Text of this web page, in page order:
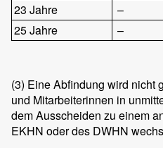
23 Jahre
–
25 Jahre
–
(3) Eine Abfindung wird nicht
und Mitarbeiterinnen in
dem Ausscheiden zu einem
EKHN oder des DWHN